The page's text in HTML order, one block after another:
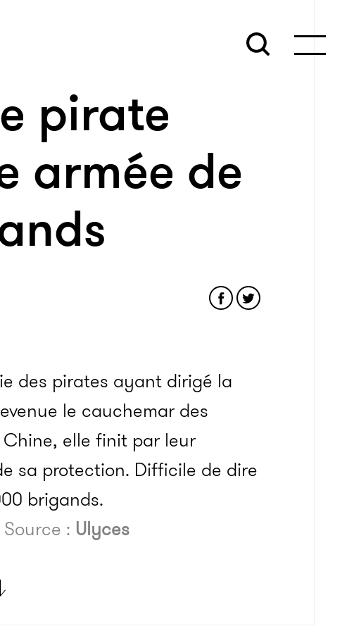
pirate
armée de
des pirates ayant dirigé la
le cauchemar des
elle finit par leur
sa protection. Difficile de dire
brigands.
Source : Ulyces